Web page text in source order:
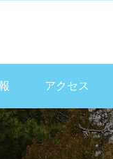
アクセス